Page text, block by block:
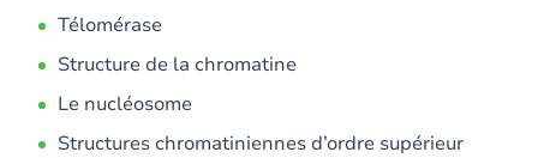
Télomérase
Structure de la chromatine
Le nucléosome
Structures chromatiniennes d’ordre supérieur